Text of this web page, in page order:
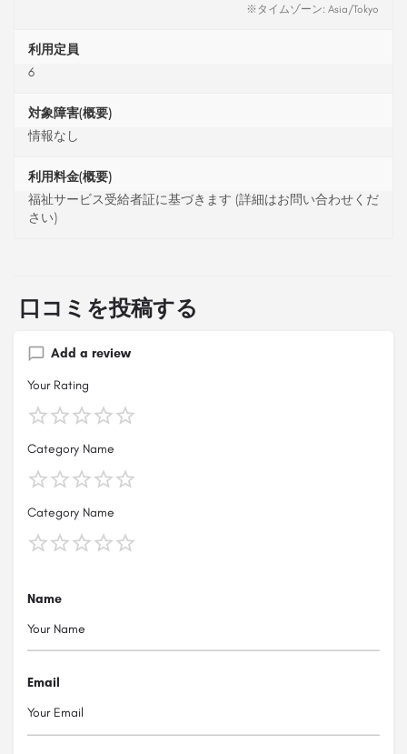
※タイムゾーン: Asia/Tokyo
利用定員
6
対象障害(概要)
情報なし
利用料金(概要)
福祉サービス受給者証に基づきます (詳細はお問い合わせくだ
さい)
口コミを投稿する
Add a review
Your Rating
Category Name
Category Name
Name
Email